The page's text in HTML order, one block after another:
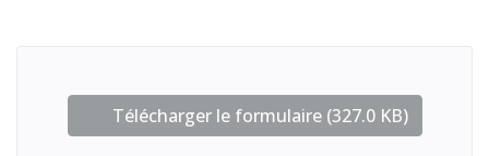
Télécharger le formulaire (327.0 KB)